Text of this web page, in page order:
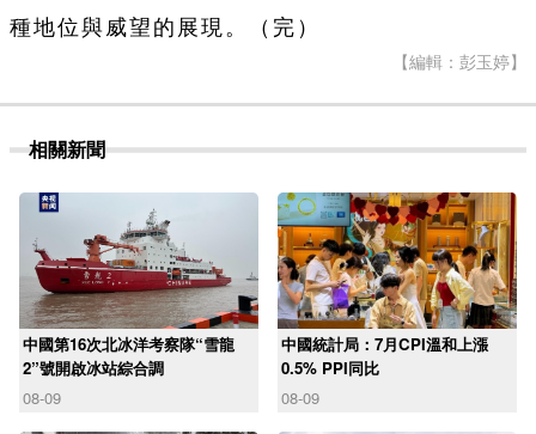
種地位與威望的展現。（完）
【編輯：彭玉婷】
相關新聞
中國第16次北冰洋考察隊“雪龍
2”號開啟冰站綜合調
08-09
中國統計局：7月CPI溫和上漲
0.5% PPI同比
08-09